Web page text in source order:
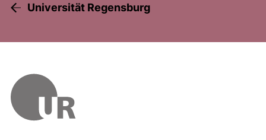
Universität Regensburg